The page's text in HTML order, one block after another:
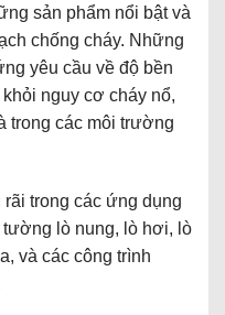
sản phẩm nổi bật và
chống cháy. Những
yêu cầu về độ bền
nguy cơ cháy nổ,
trong các môi trường
trong các ứng dụng
lò nung, lò hơi, lò
và các công trình